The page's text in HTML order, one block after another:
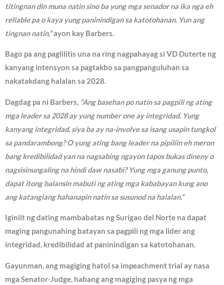
titingnan din muna natin sino ba yung mga senador na ika nga eh
reliable pa o kaya yung paninindigan sa katotohanan. Yun ang
tingnan natin,”ayon kay Barbers.
Bago pa ang paglilitis una na ring nagpahayag si VD Duterte ng
kanyang intensyon sa pagtakbo sa pangpanguluhan sa
nakatakdang halalan sa 2028.
Dagdag pa ni Barbers, “Ang basehan po natin sa pagpili ng ating
mga leader sa 2028 ay yung number one ay integridad. Yung
kanyang integridad, siya ba ay na-involve sa isang usapin tungkol
sa pandarambong? O yung ating bang leader na pipiliin eh meron
bang kredibilidad yan na nagsabing ngayon tapos bukas dineny o
nagsisinungaling na hindi daw nasabi? Yung mga ganung punto,
dapat itong balansin mabuti ng ating mga kababayan kung ano
ang katangiang hahanapin natin sa susunod na halalan.”
Iginiit ng dating mambabatas ng Surigao del Norte na dapat
maging pangunahing batayan sa pagpili ng mga lider ang
integridad, kredibilidad at paninindigan sa katotohanan.
Gayunman, ang magiging hatol sa impeachment trial ay nasa
mga Senator-Judge, habang ang magiging pasya ng mga